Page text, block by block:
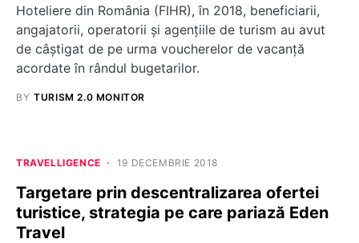
Hoteliere din România (FIHR), în 2018, beneficiarii,
angajatorii, operatorii și agențiile de turism au avut
de câștigat de pe urma voucherelor de vacanță
acordate în rândul bugetarilor.
BY TURISM 2.0 MONITOR
TRAVELLIGENCE 19 DECEMBRIE 2018
Targetare prin descentralizarea ofertei
turistice, strategia pe care pariază Eden
Travel